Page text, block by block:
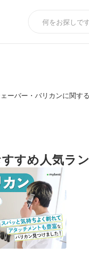
ーバー・バリカンに関す
すめ人気ラ